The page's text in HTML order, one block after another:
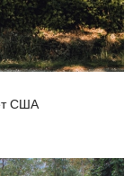
США